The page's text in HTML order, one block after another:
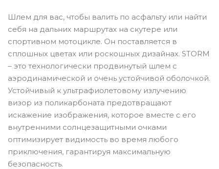
Шлем для вас, чтобы валить по асфальту или найти
себя на дальних маршрутах на скутере или
спортивном мотоцикле. Он поставляется в
сплошных цветах или роскошных дизайнах. STORM
– это технологически продвинутый шлем с
аэродинамической и очень устойчивой оболочкой.
Устойчивый к ультрафиолетовому излучению
визор из поликарбоната предотвращают
искажение изображения, которое вместе с его
внутренними солнцезащитными очками
оптимизирует видимость во время любого
приключения, гарантируя максимальную
безопасность.